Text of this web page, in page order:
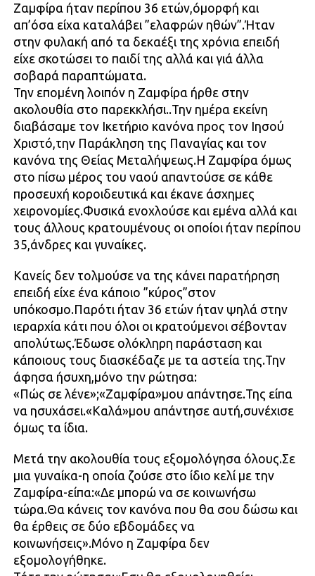
Ζαμφίρα ήταν περίπου 36 ετών,όμορφή και
απ’όσα είχα καταλάβει ”ελαφρών ηθών”.Ήταν
στην φυλακή από τα δεκαέξι της χρόνια επειδή
είχε σκοτώσει το παιδί της αλλά και γιά άλλα
σοβαρά παραπτώματα.
Την επομένη λοιπόν η Ζαμφίρα ήρθε στην
ακολουθία στο παρεκκλήσι..Την ημέρα εκείνη
διαβάσαμε τον Ικετήριο κανόνα προς τον Ιησού
Χριστό,την Παράκληση της Παναγίας και τον
κανόνα της Θείας Μεταλήψεως.Η Ζαμφίρα όμως
στο πίσω μέρος του ναού απαντούσε σε κάθε
προσευχή κοροιδευτικά και έκανε άσχημες
χειρονομίες.Φυσικά ενοχλούσε και εμένα αλλά και
τους άλλους κρατουμένους οι οποίοι ήταν περίπου
35,άνδρες και γυναίκες.
Κανείς δεν τολμούσε να της κάνει παρατήρηση
επειδή είχε ένα κάποιο ”κύρος”στον
υπόκοσμο.Παρότι ήταν 36 ετών ήταν ψηλά στην
ιεραρχία κάτι που όλοι οι κρατούμενοι σέβονταν
απολύτως.Έδωσε ολόκληρη παράσταση και
κάποιους τους διασκέδαζε με τα αστεία της.Την
άφησα ήσυχη,μόνο την ρώτησα:
«Πώς σε λένε»;«Ζαμφίρα»μου απάντησε.Της είπα
να ησυχάσει.«Καλά»μου απάντησε αυτή,συνέχισε
όμως τα ίδια.
Μετά την ακολουθία τους εξομολόγησα όλους.Σε
μια γυναίκα-η οποία ζούσε στο ίδιο κελί με την
Ζαμφίρα-είπα:«Δε μπορώ να σε κοινωνήσω
τώρα.Θα κάνεις τον κανόνα που θα σου δώσω και
θα έρθεις σε δύο εβδομάδες να
κοινωνήσεις».Μόνο η Ζαμφίρα δεν
εξομολογήθηκε.